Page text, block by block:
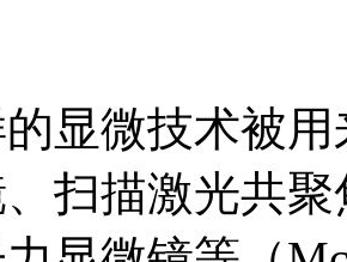
显微技术被
扫描激光共